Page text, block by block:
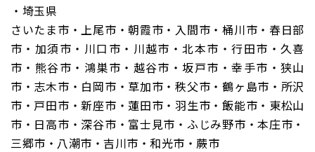
・埼玉県
さいたま市・上尾市・朝霞市・入間市・桶川市・春日部
市・加須市・川口市・川越市・北本市・行田市・久喜
市・熊谷市・鴻巣市・越谷市・坂戸市・幸手市・狭山
市・志木市・白岡市・草加市・秩父市・鶴ヶ島市・所沢
市・戸田市・新座市・蓮田市・羽生市・飯能市・東松山
市・日高市・深谷市・富士見市・ふじみ野市・本庄市・
三郷市・八潮市・吉川市・和光市・蕨市